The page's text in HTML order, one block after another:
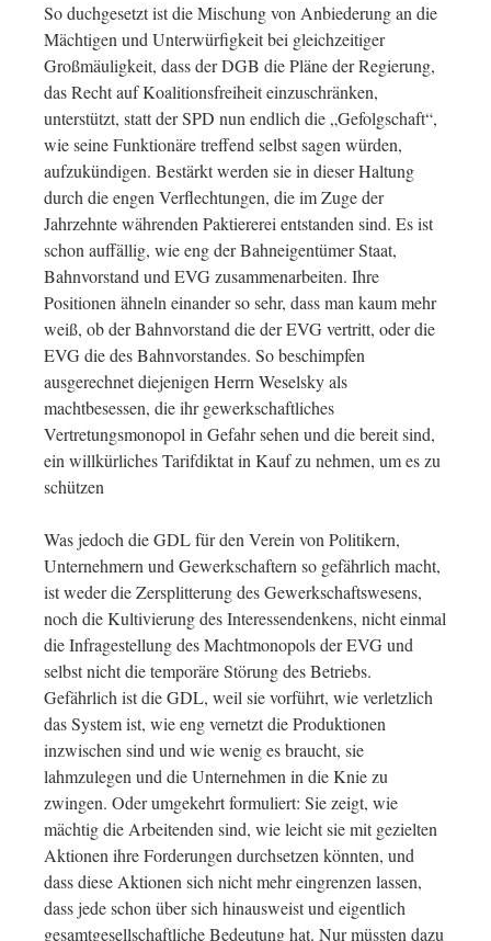
So duchgesetzt ist die Mischung von Anbiederung an die
Mächtigen und Unterwürfigkeit bei gleichzeitiger
Großmäuligkeit, dass der DGB die Pläne der Regierung,
das Recht auf Koalitionsfreiheit einzuschränken,
unterstützt, statt der SPD nun endlich die „Gefolgschaft“,
wie seine Funktionäre treffend selbst sagen würden,
aufzukündigen. Bestärkt werden sie in dieser Haltung
durch die engen Verflechtungen, die im Zuge der
Jahrzehnte währenden Paktiererei entstanden sind. Es ist
schon auffällig, wie eng der Bahneigentümer Staat,
Bahnvorstand und EVG zusammenarbeiten. Ihre
Positionen ähneln einander so sehr, dass man kaum mehr
weiß, ob der Bahnvorstand die der EVG vertritt, oder die
EVG die des Bahnvorstandes. So beschimpfen
ausgerechnet diejenigen Herrn Weselsky als
machtbesessen, die ihr gewerkschaftliches
Vertretungsmonopol in Gefahr sehen und die bereit sind,
ein willkürliches Tarifdiktat in Kauf zu nehmen, um es zu
schützen
Was jedoch die GDL für den Verein von Politikern,
Unternehmern und Gewerkschaftern so gefährlich macht,
ist weder die Zersplitterung des Gewerkschaftswesens,
noch die Kultivierung des Interessendenkens, nicht einmal
die Infragestellung des Machtmonopols der EVG und
selbst nicht die temporäre Störung des Betriebs.
Gefährlich ist die GDL, weil sie vorführt, wie verletzlich
das System ist, wie eng vernetzt die Produktionen
inzwischen sind und wie wenig es braucht, sie
lahmzulegen und die Unternehmen in die Knie zu
zwingen. Oder umgekehrt formuliert: Sie zeigt, wie
mächtig die Arbeitenden sind, wie leicht sie mit gezielten
Aktionen ihre Forderungen durchsetzen könnten, und
dass diese Aktionen sich nicht mehr eingrenzen lassen,
dass jede schon über sich hinausweist und eigentlich
gesamtgesellschaftliche Bedeutung hat. Nur müssten dazu